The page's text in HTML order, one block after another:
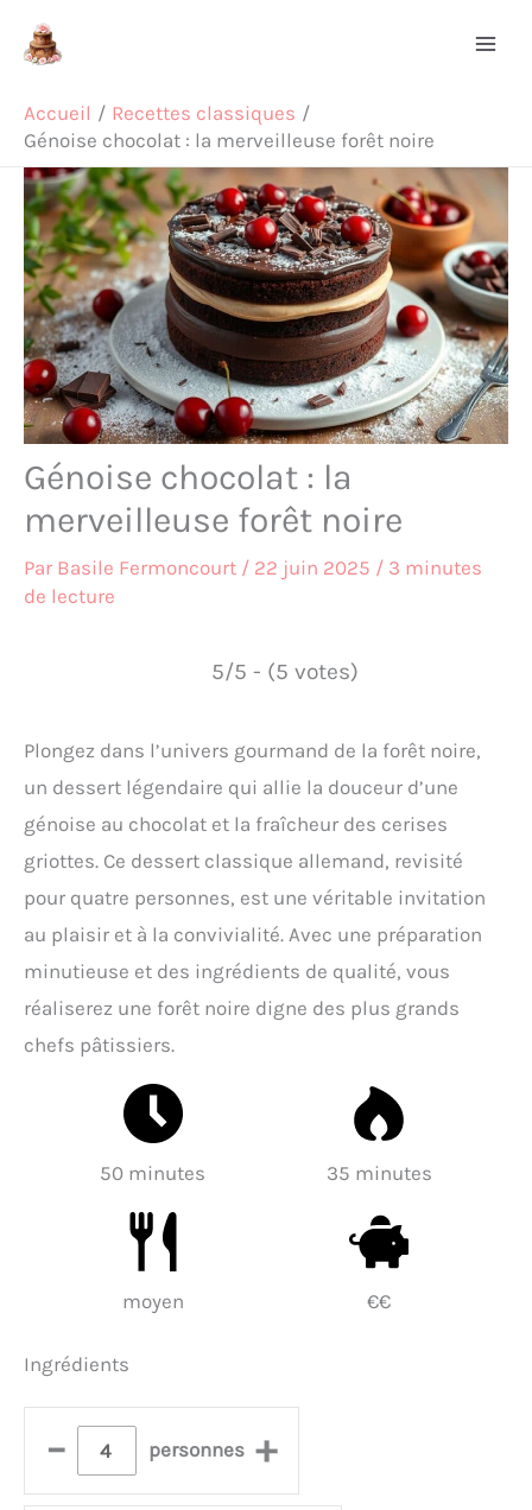
Accueil
Recettes classiques
Génoise chocolat : la merveilleuse forêt noire
Génoise chocolat : la
merveilleuse forêt noire
Par Basile Fermoncourt / 22 juin 2025 / 3 minutes
de lecture
5/5 - (5 votes)
Plongez dans l’univers gourmand de la forêt noire,
un dessert légendaire qui allie la douceur d’une
génoise au chocolat et la fraîcheur des cerises
griottes. Ce dessert classique allemand, revisité
pour quatre personnes, est une véritable invitation
au plaisir et à la convivialité. Avec une préparation
minutieuse et des ingrédients de qualité, vous
réaliserez une forêt noire digne des plus grands
chefs pâtissiers.
50 minutes 35 minutes
moyen €€
Ingrédients
– personnes +
Rechercher